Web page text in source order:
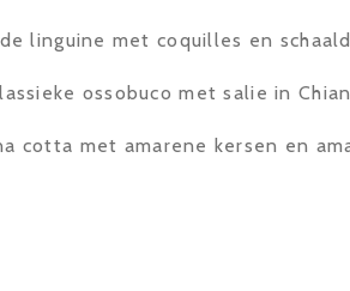
linguine met coquilles en
ossobuco met salie in
cotta met amarene kersen en